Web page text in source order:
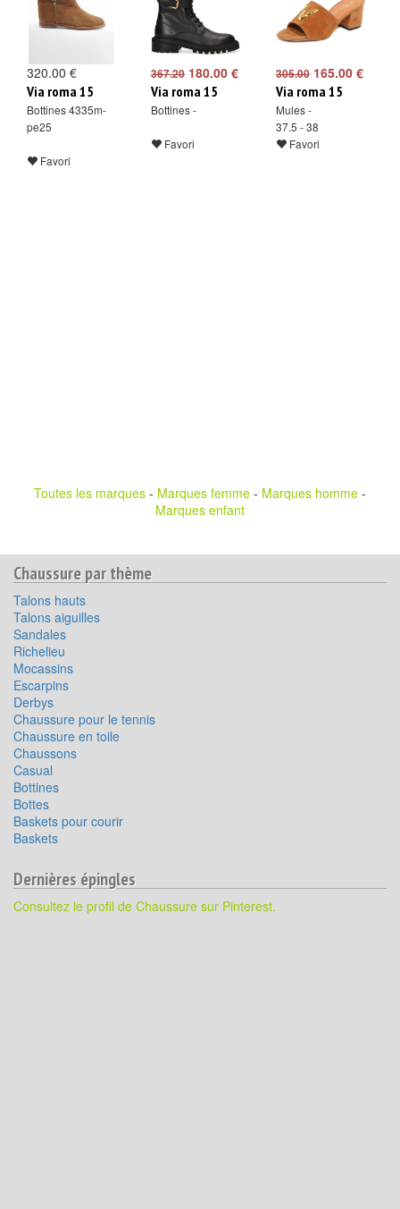
320.00 €
Via roma 15
Bottines 4335m-
pe25
Favori
367.20180.00 €
Via roma 15
Bottines -
Favori
305.00165.00 €
Via roma 15
Mules -
37.5 - 38
Favori
Toutes les marques - Marques femme - Marques homme -
Marques enfant
Chaussure par thème
Talons hauts
Talons aiguilles
Sandales
Richelieu
Mocassins
Escarpins
Derbys
Chaussure pour le tennis
Chaussure en toile
Chaussons
Casual
Bottines
Bottes
Baskets pour courir
Baskets
Dernières épingles
Consultez le profil de Chaussure sur Pinterest.